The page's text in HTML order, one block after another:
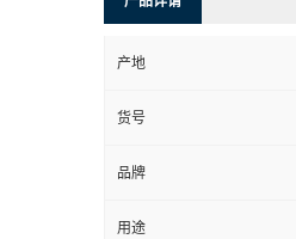
产地
货号
品牌
用途